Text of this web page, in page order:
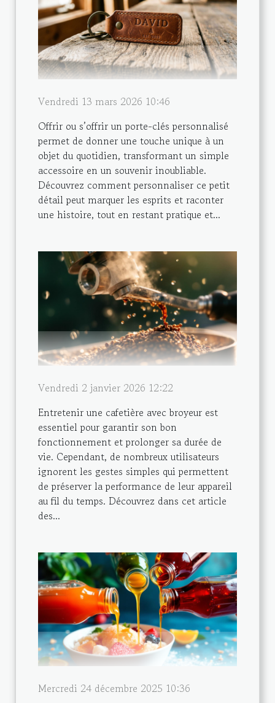
Vendredi 13 mars 2026 10:46
Offrir ou s’offrir un porte-clés personnalisé
permet de donner une touche unique à un
objet du quotidien, transformant un simple
accessoire en un souvenir inoubliable.
Découvrez comment personnaliser ce petit
détail peut marquer les esprits et raconter
une histoire, tout en restant pratique et...
Vendredi 2 janvier 2026 12:22
Entretenir une cafetière avec broyeur est
essentiel pour garantir son bon
fonctionnement et prolonger sa durée de
vie. Cependant, de nombreux utilisateurs
ignorent les gestes simples qui permettent
de préserver la performance de leur appareil
au fil du temps. Découvrez dans cet article
des...
Mercredi 24 décembre 2025 10:36